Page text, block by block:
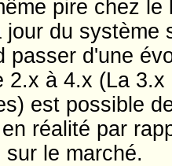
pire chez
jour du
passer d'une
2.x à 4.x (La
est possible
réalité par
le marché.